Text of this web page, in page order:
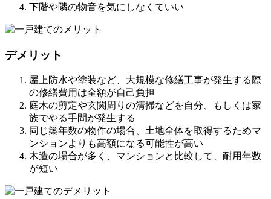
下階や隣の物音を気にしなくていい
デメリット
屋上防水や塗装など、大規模な修繕工事が発生する際
の修繕費用は全額が自己負担
庭木の剪定や玄関周りの清掃などを自分、もしくは家
族でやる手間が発生する
同じ築年数の物件の場合、土地全体を取得するためマ
ンションよりも高額になる可能性が高い
木造の場合が多く、マンションと比較して、耐用年数
が短い